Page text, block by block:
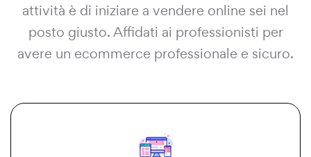
attività è di iniziare a vendere online sei nel
posto giusto. Affidati ai professionisti per
avere un ecommerce professionale e sicuro.